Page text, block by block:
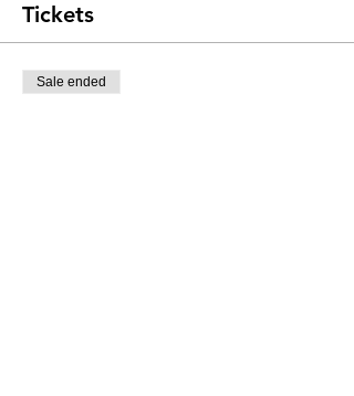
Tickets
Sale ended